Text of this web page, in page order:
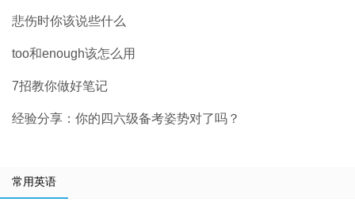
悲伤时你该说些什么
too和enough该怎么用
7招教你做好笔记
经验分享：你的四六级备考姿势对了吗？
常用英语